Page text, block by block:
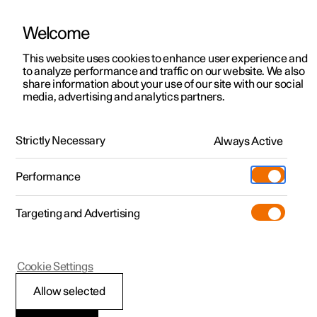
Polestar 2
Polestar 3
Polestar 4
Pre-owned
Shop
Meer
Testrit
Aanbiedingen voor
Testrit
Aanbiedingen voor
Polestar 4 coupé
Ontdek Polestar 4
Testrit
Bekijk onze stockwagens
Aanbiedingen voor
Ontdek Polestar 5
Over pre-owned
Pre-owned aanbiedingen
Aanbiedingen voor particulieren
Aanbiedingen voor
professionelen
Bekijk onze stockwagens
Configureer
Pre-owned
Testrit
Additionals
(Opent in een nieuw venster)
Experiences
Ontmoet ons
Servicepunten
Opladen
Support
HandleidingVideogalerijSoftware-updates
Voorruit en achterruit
Polestar 2
Automatische
Welcome
This website uses cookies to enhance user experience and
to analyze performance and traffic on our website. We also
share information about your use of our site with our social
media, advertising and analytics partners.
Strictly Necessary Always Active
Performance
Targeting and Advertising
Allow selected
Cookie Settings